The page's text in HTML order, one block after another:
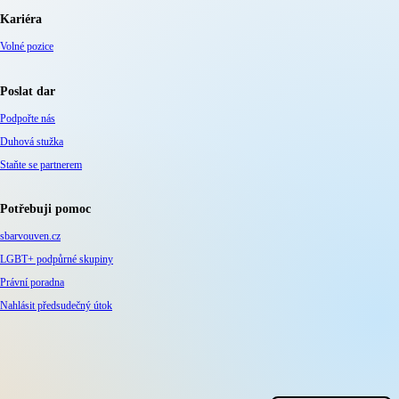
Kariéra
Volné pozice
Poslat dar
Podpořte nás
Duhová stužka
Staňte se partnerem
Potřebuji pomoc
sbarvouven.cz
LGBT+ podpůrné skupiny
Právní poradna
Nahlásit předsudečný útok